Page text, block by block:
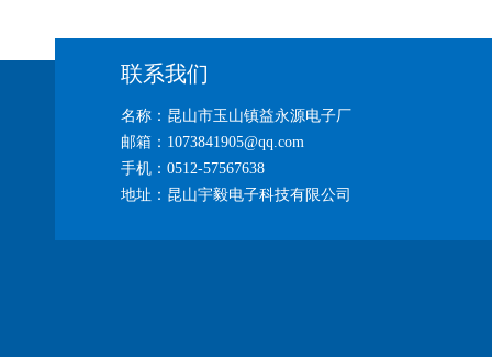
联系我们
名称：昆山市玉山镇益永源电子厂
邮箱：1073841905@qq.com
手机：0512-57567638
地址：昆山宇毅电子科技有限公司